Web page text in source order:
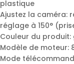
plastique
Ajustez la caméra:
réglage à 150°
Couleur du produit:
Modèle de moteur:
Mode